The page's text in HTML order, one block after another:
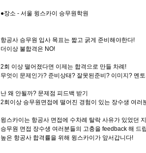
●장소 - 서울 윙스카이 승무원학원
항공사 승무원 입사 목표는 짧고 굵게 준비해야한다!
더이상 불합격은 NO!
2회 이상 떨어졌다면 이제는 합격으로 만들 차례!
무엇이 문제인가? 준비상태? 잘못된준비? 이미지? 멘
난 왜 안될까? 문제점 피드백 받기
2회이상 승무원면접에 떨어진 경험이 있는 장수생 여러
윙스카이는 항공사 면접에 수차례 탈락 사유가 있었던
승무원 면접 장수생 여러분들의 고충을 feedback 해 드
높은 항공사 합격률을 위해 윙스카이가 앞서갑니다!